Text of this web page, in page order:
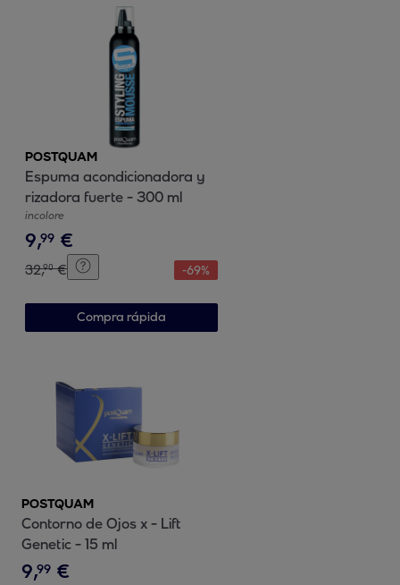
POSTQUAM
Espuma acondicionadora y
rizadora fuerte - 300 ml
incolore
9,99 €
32,90 € -69%
Compra rápida
POSTQUAM
Contorno de Ojos x - Lift
Genetic - 15 ml
9,99 €